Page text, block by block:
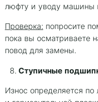
люфту и уводу машины
Проверка: попросите
пока вы осматриваете
повод для замены.
8. Ступичные
Износ определяется по